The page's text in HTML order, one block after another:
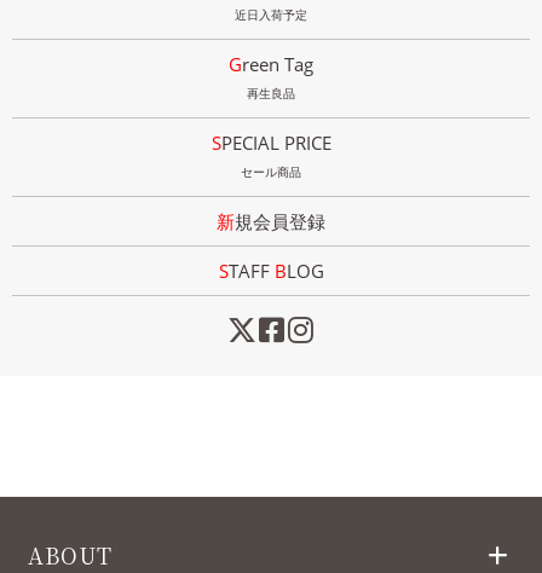
近日入荷予定
Green Tag
再生良品
SPECIAL PRICE
セール商品
新規会員登録
STAFF BLOG
ABOUT